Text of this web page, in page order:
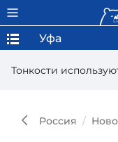
Тонкости
Уфа
Россия